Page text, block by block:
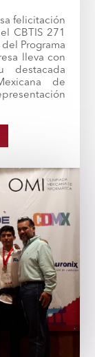
felicitación
CBTIS 271
Programa
lleva con
destacada
de